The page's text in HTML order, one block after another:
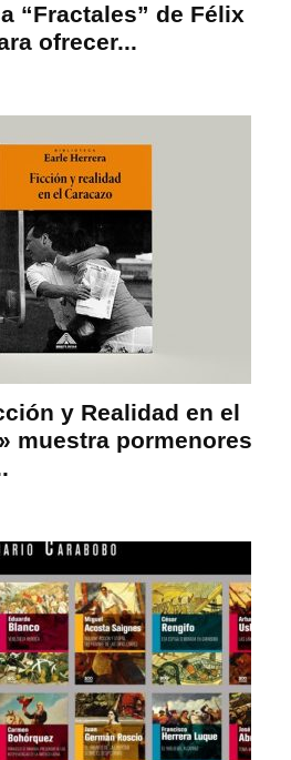
“Fractales” de Félix
ofrecer...
y Realidad en el
muestra pormenores